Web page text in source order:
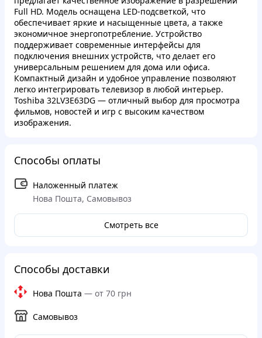
Full HD. Модель оснащена LED-подсветкой, что
обеспечивает яркие и насыщенные цвета, а также
экономичное энергопотребление. Устройство
поддерживает современные интерфейсы для
подключения внешних устройств, что делает его
универсальным решением для дома или офиса.
Компактный дизайн и удобное управление позволяют
легко интегрировать телевизор в любой интерьер.
Toshiba 32LV3E63DG — отличный выбор для просмотра
фильмов, новостей и игр с высоким качеством
изображения.
Способы оплаты
Наложенный платеж
Нова Пошта, Самовывоз
Смотреть все
Способы доставки
Нова Пошта — от 70 грн
Самовывоз